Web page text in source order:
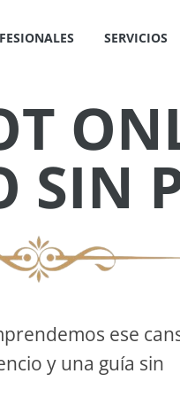
SERVICIOS
SIN
ese
y una guía sin